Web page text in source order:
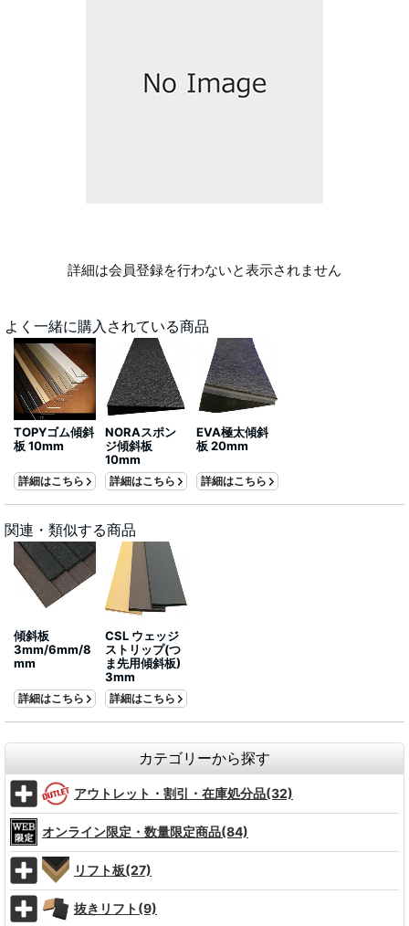
詳細は会員登録を行わないと表示されません
よく一緒に購入されている商品
TOPYゴム傾斜
板 10mm
詳細はこちら
NORAスポン
ジ傾斜板
10mm
詳細はこちら
EVA極太傾斜
板 20mm
詳細はこちら
関連・類似する商品
傾斜板
3mm/6mm/8
mm
詳細はこちら
CSL ウェッジ
ストリップ(つ
ま先用傾斜板)
3mm
詳細はこちら
カテゴリーから探す
アウトレット・割引・在庫処分品(32)
オンライン限定・数量限定商品(84)
リフト板(27)
抜きリフト(9)